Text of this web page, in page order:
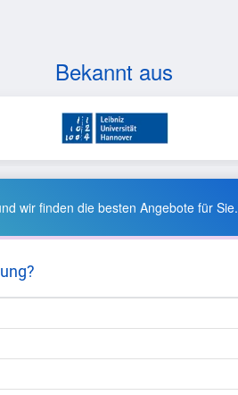
Bekannt aus
wir finden die besten Angebote für Sie.